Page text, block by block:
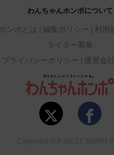
わんちゃんホンポについて
ンポとは 編集ポリシー 利用
ライター募集
プライバシーポリシー 運営会社